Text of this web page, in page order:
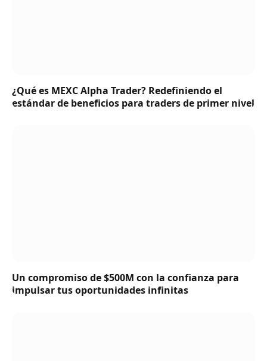
¿Qué es MEXC Alpha Trader? Redefiniendo el
estándar de beneficios para traders de primer nivel
Un compromiso de $500M con la confianza para
impulsar tus oportunidades infinitas